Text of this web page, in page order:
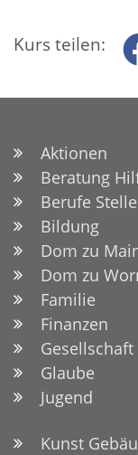
Kurs teilen:
Aktionen
Beratung
Berufe
Bildung
Dom zu
Dom zu
Familie
Finanzen
Gesellschaft
Glaube
Jugend
Kunst